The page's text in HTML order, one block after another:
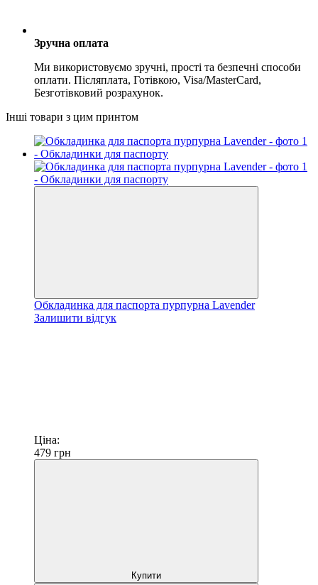
Зручна оплата
Ми використовуємо зручні, прості та безпечні способи
оплати. Післяплата, Готівкою, Visa/MasterCard,
Безготівковий розрахунок.
Інші товари з цим принтом
Обкладинка для паспорта пурпурна Lavender
Залишити відгук
Ціна:
479 грн
Купити